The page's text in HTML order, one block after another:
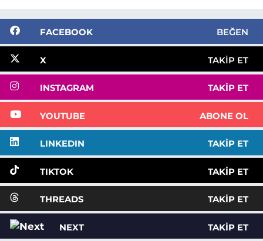
FACEBOOK BEĞEN
X TAKIP ET
INSTAGRAM TAKIP ET
YOUTUBE ABONE OL
LINKEDIN TAKIP ET
TIKTOK TAKIP ET
THREADS TAKIP ET
NEXT TAKIP ET